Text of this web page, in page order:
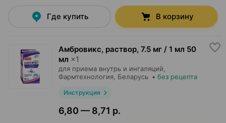
Где купить В корзину
Амбровикс, раствор, 7.5 мг / 1 мл 50
мл ×1
для приема внутрь и ингаляций,
Фармтехнология, Беларусь • без рецепта
Инструкция
6,80 — 8,71 р.